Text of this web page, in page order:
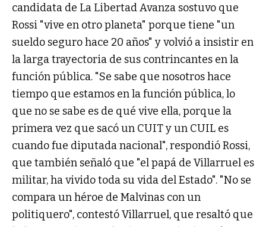
candidata de La Libertad Avanza sostuvo que
Rossi "vive en otro planeta" porque tiene "un
sueldo seguro hace 20 años" y volvió a insistir en
la larga trayectoria de sus contrincantes en la
función pública. "Se sabe que nosotros hace
tiempo que estamos en la función pública, lo
que no se sabe es de qué vive ella, porque la
primera vez que sacó un CUIT y un CUIL es
cuando fue diputada nacional", respondió Rossi,
que también señaló que "el papá de Villarruel es
militar, ha vivido toda su vida del Estado". "No se
compara un héroe de Malvinas con un
politiquero", contestó Villarruel, que resaltó que